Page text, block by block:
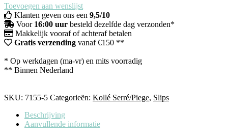
Toevoegen aan wenslijst
Klanten geven ons een 9,5/10
Voor 16:00 uur besteld dezelfde dag verzonden*
Makkelijk vooraf of achteraf betalen
Gratis verzending vanaf €150 **
* Op werkdagen (ma-vr) en mits voorradig
** Binnen Nederland
SKU: 7155-5 Categorieën: Kollé Serré/Piege, Slips
Beschrijving
Aanvullende informatie